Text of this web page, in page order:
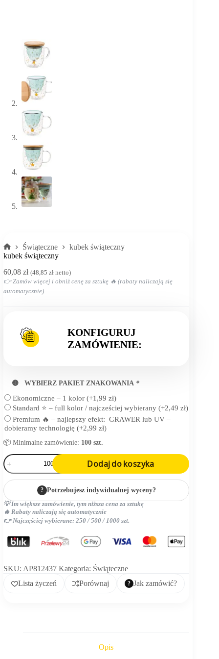
Strona
Świąteczne
kubek świąteczny
kubek świąteczny
60,08 zł (48,85 zł netto)
👉 Zamów więcej i obniż cenę za sztukę 🔥 (rabaty naliczają się
automatycznie)
KONFIGURUJ
ZAMÓWIENIE:
🟡 WYBIERZ PAKIET ZNAKOWANIA *
Ekonomiczne – 1 kolor (+1,99 zł)
Standard ⭐ – full kolor / najcześciej wybierany (+2,49 zł)
Premium 🔥 – najlepszy efekt: GRAWER lub UV –
dobieramy technologię (+2,99 zł)
📦 Minimalne zamówienie: 100 szt.
ilość
kubek
świąteczny
Dodaj do koszyka
? Potrzebujesz indywidualnej wyceny?
💡 Im większe zamówienie, tym niższa cena za sztukę
🔥 Rabaty naliczają się automatycznie
👉 Najczęściej wybierane: 250 / 500 / 1000 szt.
SKU: AP812437 Kategoria: Świąteczne
Lista życzeń
Porównaj Jak zamówić?
Opis